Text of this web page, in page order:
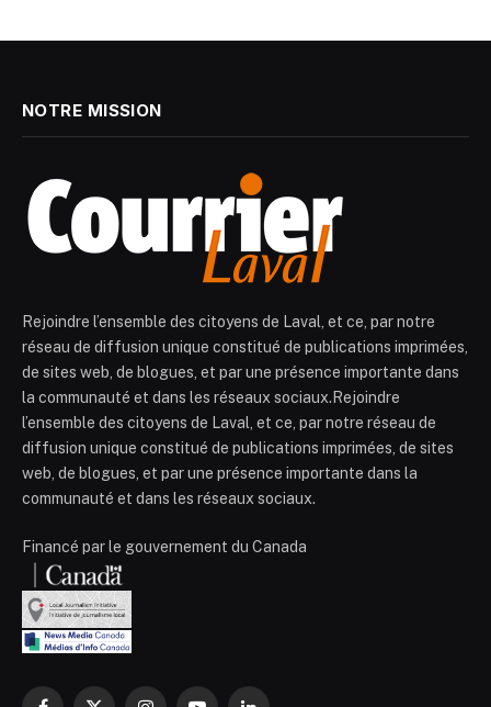
NOTRE MISSION
Rejoindre l’ensemble des citoyens de Laval, et ce, par notre
réseau de diffusion unique constitué de publications imprimées,
de sites web, de blogues, et par une présence importante dans
la communauté et dans les réseaux sociaux.Rejoindre
l’ensemble des citoyens de Laval, et ce, par notre réseau de
diffusion unique constitué de publications imprimées, de sites
web, de blogues, et par une présence importante dans la
communauté et dans les réseaux sociaux.
Financé par le gouvernement du Canada